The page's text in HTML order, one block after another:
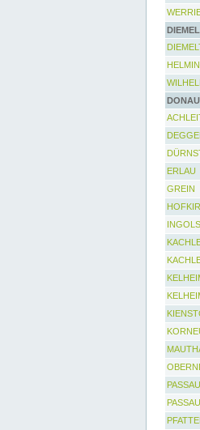
DIEMEL
DONAU
ERLAU
GREIN